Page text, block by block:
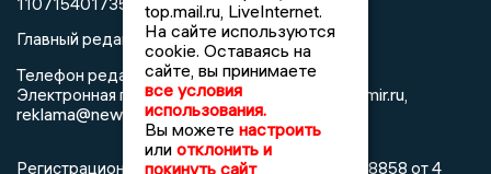
Главный редактор: Мазов С. А.
Телефон редакции:8 (4922) 666916
Электронная почта редакции: info@newsvladimir.ru,
reklama@newsvladimir.ru
Регистрационный номер: серия Эл № ФС77-78858 от 4
top.mail.ru, LiveInternet.
На сайте используются
cookie. Оставаясь на
сайте, вы принимаете
все условия
использования.
Вы можете настроить
или отклонить и
покинуть сайт